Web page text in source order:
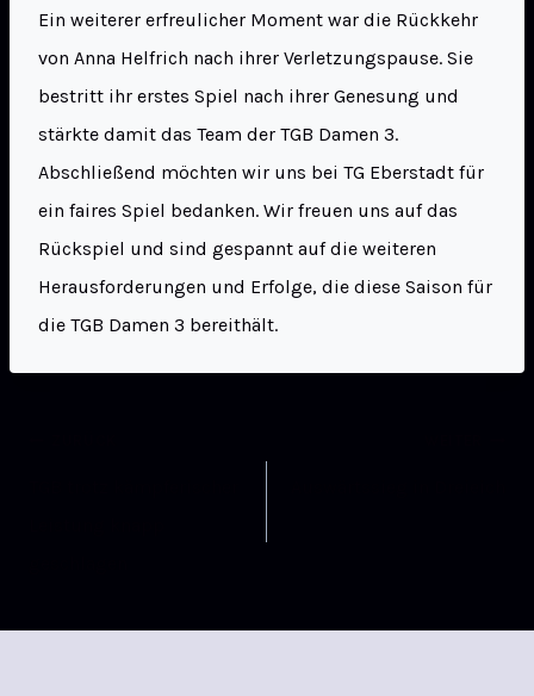
Ein weiterer erfreulicher Moment war die Rückkehr
von Anna Helfrich nach ihrer Verletzungspause. Sie
bestritt ihr erstes Spiel nach ihrer Genesung und
stärkte damit das Team der TGB Damen 3.
Abschließend möchten wir uns bei TG Eberstadt für
ein faires Spiel bedanken. Wir freuen uns auf das
Rückspiel und sind gespannt auf die weiteren
Herausforderungen und Erfolge, die diese Saison für
die TGB Damen 3 bereithält.